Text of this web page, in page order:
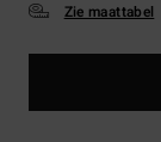
Zie maattabel